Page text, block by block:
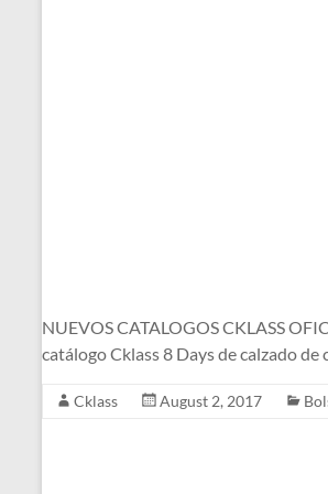
NUEVOS CATALOGOS CKLASS
catálogo Cklass 8 Days de calzado
Cklass August 2, 2017